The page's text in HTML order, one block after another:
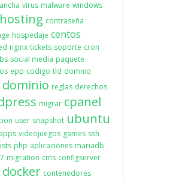
virus malware windows
hosting contraseña
hospedaje centos
nginx tickets soporte cron
social media paquete
epp codigo tld domnio
dominio reglas derechos
migrar cpanel
user snapshot ubuntu
videojuegos games ssh
php aplicaciones mariadb
migration cms configserver
docker contenedores